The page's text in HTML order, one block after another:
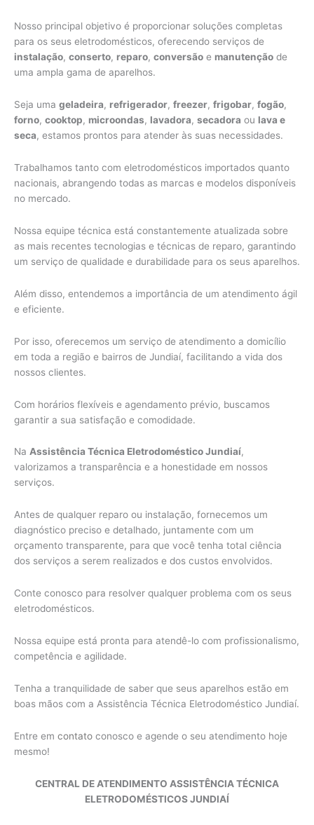
Nosso principal objetivo é proporcionar soluções completas
para os seus eletrodomésticos, oferecendo serviços de
instalação, conserto, reparo, conversão e manutenção de
uma ampla gama de aparelhos.
Seja uma geladeira, refrigerador, freezer, frigobar, fogão,
forno, cooktop, microondas, lavadora, secadora ou lava e
seca, estamos prontos para atender às suas necessidades.
Trabalhamos tanto com eletrodomésticos importados quanto
nacionais, abrangendo todas as marcas e modelos disponíveis
no mercado.
Nossa equipe técnica está constantemente atualizada sobre
as mais recentes tecnologias e técnicas de reparo, garantindo
um serviço de qualidade e durabilidade para os seus aparelhos.
Além disso, entendemos a importância de um atendimento ágil
e eficiente.
Por isso, oferecemos um serviço de atendimento a domicílio
em toda a região e bairros de Jundiaí, facilitando a vida dos
nossos clientes.
Com horários flexíveis e agendamento prévio, buscamos
garantir a sua satisfação e comodidade.
Na Assistência Técnica Eletrodoméstico Jundiaí,
valorizamos a transparência e a honestidade em nossos
serviços.
Antes de qualquer reparo ou instalação, fornecemos um
diagnóstico preciso e detalhado, juntamente com um
orçamento transparente, para que você tenha total ciência
dos serviços a serem realizados e dos custos envolvidos.
Conte conosco para resolver qualquer problema com os seus
eletrodomésticos.
Nossa equipe está pronta para atendê-lo com profissionalismo,
competência e agilidade.
Tenha a tranquilidade de saber que seus aparelhos estão em
boas mãos com a Assistência Técnica Eletrodoméstico Jundiaí.
Entre em contato conosco e agende o seu atendimento hoje
mesmo!
CENTRAL DE ATENDIMENTO ASSISTÊNCIA TÉCNICA
ELETRODOMÉSTICOS JUNDIAÍ